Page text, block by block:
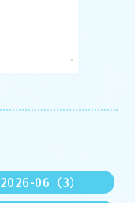
2026-06（3）